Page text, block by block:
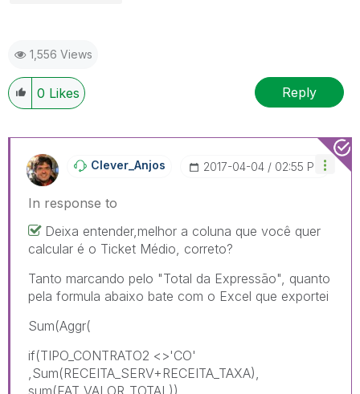
1,556 Views
0 Likes Reply
Clever_Anjos ‎2017-04-04 02:55 PM
In response to
Deixa entender,melhor a coluna que você quer
calcular é o Ticket Médio, correto?
Tanto marcando pelo "Total da Expressão", quanto
pela formula abaixo bate com o Excel que exportei
Sum(Aggr(
if(TIPO_CONTRATO2 <>'CO'
,Sum(RECEITA_SERV+RECEITA_TAXA),
sum(FAT_VALOR_TOTAL)) ,